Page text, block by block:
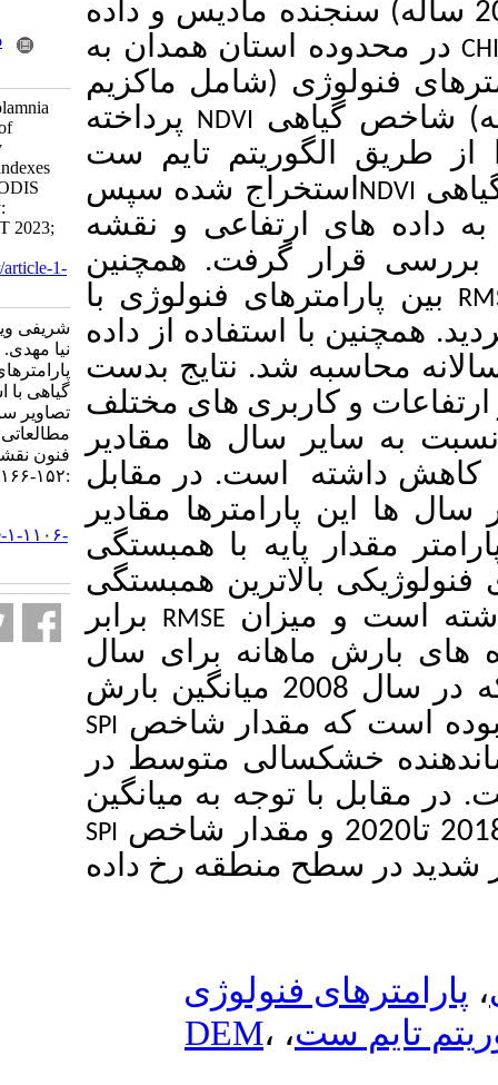
20 ساله) سنجنده مادیس و داده
همدان به
(شامل ماکزیم
NDVIپرداخته
تایم ست
شده سپس
ارتفاعی و نقشه
گرفت. همچنین
فنولوژی با
استفاده از داده
شد. نتایج بدست
های مختلف
به سایر سال ها مقادیر
در مقابل
پارامترها مقادیر
با همبستگی
همبستگی
RMSE برابر
برای سال
های 2001 تا2020 نشان داد که در سال 2008 میانگین بارش
مقدار شاخصSPI
متوسط در
به میانگین
SPI
منطقه رخ داده
، DEM،
Send citation to:
Mendeley
Zotero
Sharifi V, Ahmadi S, Gholamnia
M. Analysis of the effect of
drought on the phenology
parameters of vegetation indexes
from the time series of MODIS
sensor images (case study:
Hamadan province). JGST 2023;
URL:http://jgst.issgeac.ir/article-1-
1106-fa.html
شریفی ویدا، احمدی سلمان، غلام
نیا مهدی. تحلیل اثر خشکسالی بر
پارامترهای فنولوژی شاخص‌های
گیاهی با استفاده از سری زمانی
تصاویر سنجنده MODIS (مورد
مطالعاتی: استان همدان). علوم و
فنون نقشه برداری. ۱۴۰۱; ۱۲ (۲)
:۱۵۲-۱۶۶
http://jgst.issgeac.ir/article-۱-۱۱۰۶-